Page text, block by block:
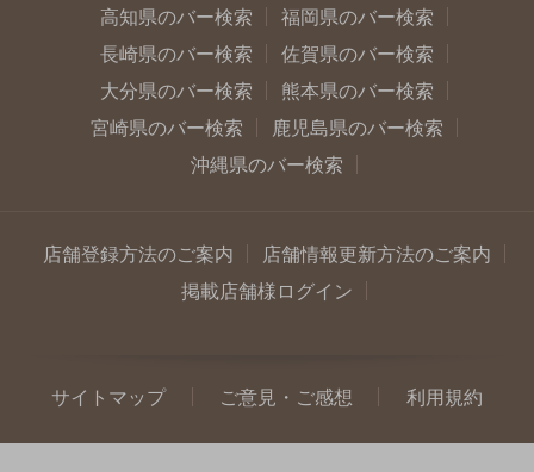
高知県のバー検索
福岡県のバー検索
長崎県のバー検索
佐賀県のバー検索
大分県のバー検索
熊本県のバー検索
宮崎県のバー検索
鹿児島県のバー検索
沖縄県のバー検索
店舗登録方法のご案内
店舗情報更新方法のご案内
掲載店舗様ログイン
サイトマップ ご意見・ご感想 利用規約